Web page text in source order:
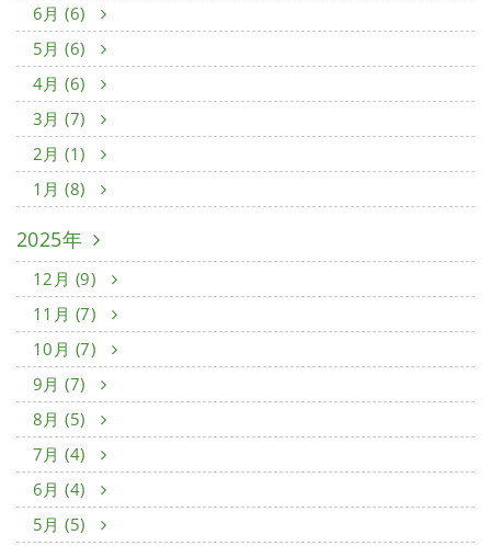
6月 (6)
5月 (6)
4月 (6)
3月 (7)
2月 (1)
1月 (8)
2025年
12月 (9)
11月 (7)
10月 (7)
9月 (7)
8月 (5)
7月 (4)
6月 (4)
5月 (5)